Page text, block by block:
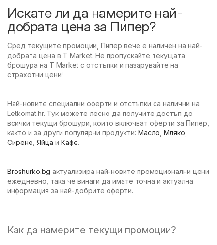
Искате ли да намерите най-
добрата цена за Пипер?
Сред текущите промоции, Пипер вече е наличен на най-
добрата цена в T Market. Не пропускайте текущата
брошура на T Market с отстъпки и пазарувайте на
страхотни цени!
Най-новите специални оферти и отстъпки са налични на
Letkomat.hr. Тук можете лесно да получите достъп до
всички текущи брошури, които включват оферти за Пипер,
както и за други популярни продукти: Масло Мляко
Сирене Яйца и Кафе.
Broshurko.bg актуализира най-новите промоционални цени
ежедневно, така че винаги да имате точна и актуална
информация за най-добрите оферти.
Как да намерите текущи промоции?